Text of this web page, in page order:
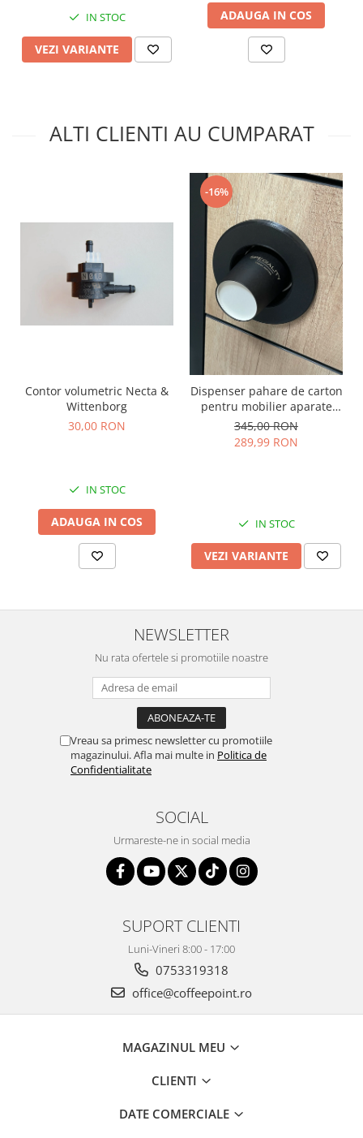
IN STOC
VEZI VARIANTE
ADAUGA IN COS
ALTI CLIENTI AU CUMPARAT
Contor volumetric Necta &
Wittenborg
30,00 RON
IN STOC
ADAUGA IN COS
-16%
Dispenser pahare de carton
pentru mobilier aparate
cafea
345,00 RON
289,99 RON
IN STOC
VEZI VARIANTE
NEWSLETTER
Nu rata ofertele si promotiile noastre
Vreau sa primesc newsletter cu promotiile
magazinului. Afla mai multe in Politica de
Confidentialitate
SOCIAL
Urmareste-ne in social media
SUPORT CLIENTI
Luni-Vineri 8:00 - 17:00
0753319318
office@coffeepoint.ro
MAGAZINUL MEU
CLIENTI
DATE COMERCIALE